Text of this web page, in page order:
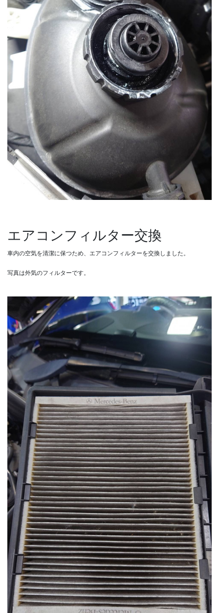
エアコンフィルター交換
車内の空気を清潔に保つため、エアコンフィルターを交換しました。
写真は外気のフィルターです。